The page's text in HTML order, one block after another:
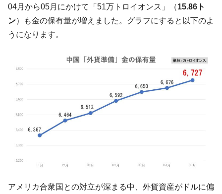
Fact1 セレクトセールの高額取引馬が稼いだ金額とは？
04月から05月にかけて「51万トロイオンス」（15.86ト
ン）も金の保有量が増えました。グラフにすると以下のよ
うになります。
アメリカ合衆国との対立が深まる中、外貨資産がドルに偏